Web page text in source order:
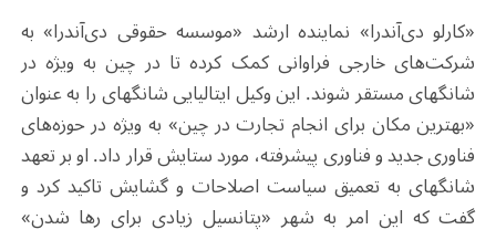
«کارلو دی‌آندرا» نماینده ارشد «موسسه حقوقی دی‌آندرا» به
شرکت‌های خارجی فراوانی کمک کرده تا در چین به ویژه در
شانگهای مستقر شوند. این وکیل ایتالیایی شانگهای را به عنوان
«بهترین مکان برای انجام تجارت در چین» به ویژه‌ در حوزه‌های
فناوری جدید و فناوری پیشرفته، مورد ستایش قرار داد. او بر تعهد
شانگهای به تعمیق سیاست اصلاحات و گشایش تاکید کرد و
گفت که این امر به شهر «پتانسیل زیادی برای رها شدن»